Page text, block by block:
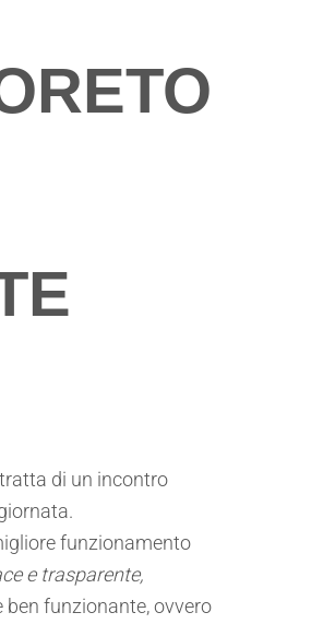
tratta di un incontro
funzionamento
e trasparente,
funzionante, ovvero